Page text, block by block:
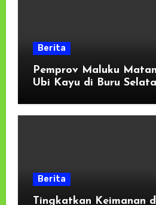
Berita
Pemprov Maluku
Ubi Kayu di Buru
Dukungan Masyarakat
Berita
Tingkatkan Keimanan